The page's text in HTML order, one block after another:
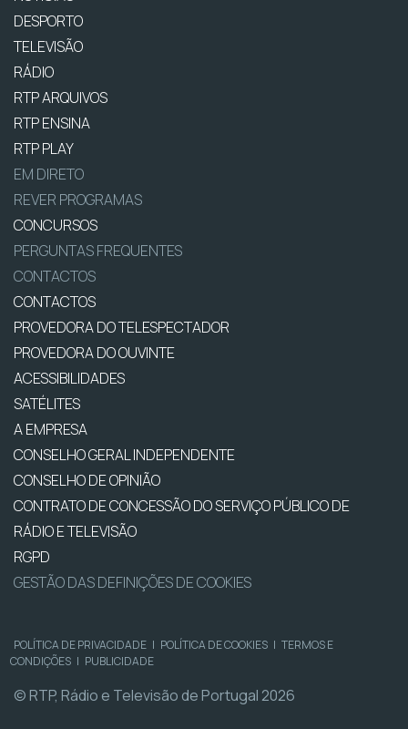
DESPORTO
TELEVISÃO
RÁDIO
RTP ARQUIVOS
RTP ENSINA
RTP PLAY
EM DIRETO
REVER PROGRAMAS
CONCURSOS
PERGUNTAS FREQUENTES
CONTACTOS
CONTACTOS
PROVEDORA DO TELESPECTADOR
PROVEDORA DO OUVINTE
ACESSIBILIDADES
SATÉLITES
A EMPRESA
CONSELHO GERAL INDEPENDENTE
CONSELHO DE OPINIÃO
CONTRATO DE CONCESSÃO DO SERVIÇO PÚBLICO DE
RÁDIO E TELEVISÃO
RGPD
GESTÃO DAS DEFINIÇÕES DE COOKIES
POLÍTICA DE PRIVACIDADE | POLÍTICA DE COOKIES | TERMOS E
CONDIÇÕES | PUBLICIDADE
© RTP, Rádio e Televisão de Portugal 2026